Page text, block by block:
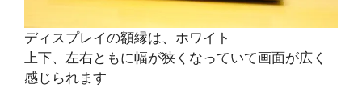
ディスプレイの額縁は、ホワイト
上下、左右ともに幅が狭くなっていて画面が広く
感じられます